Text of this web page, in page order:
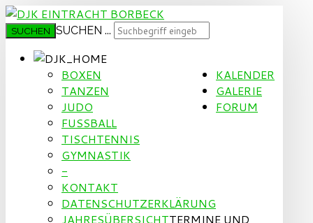
SUCHEN SUCHEN ...
BOXEN
TANZEN
JUDO
FUSSBALL
TISCHTENNIS
GYMNASTIK
-
KONTAKT
DATENSCHUTZERKLÄRUNG
KALENDER
JAHRESÜBERSICHTTERMINE UND
GALERIE
FORUM